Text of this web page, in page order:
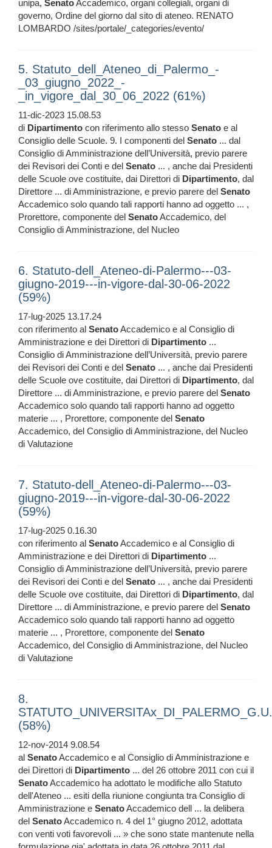
unipa, SenatoAccademico, organi collegiali, organi di
governo, Ordine del giorno dal sito di ateneo. RENATO
LOMBARDO /sites/portale/_categories/evento/
5. Statuto_dell_Ateneo_di_Palermo_-
_03_giugno_2022_-
_in_vigore_dal_30_06_2022 (61%)
11-dic-2023 15.08.53
di Dipartimento con riferimento allo stesso Senato e al
Consiglio delle Scuole. 9. I componenti del Senato ... dal
Consiglio di Amministrazione dell’Università, previo parere
dei Revisori dei Conti e del Senato ... , anche dai Presidenti
delle Scuole ove costituite, dai Direttori di Dipartimento, dal
Direttore ... di Amministrazione, e previo parere del Senato
Accademico solo quando tali rapporti hanno ad oggetto ... ,
Prorettore, componente del SenatoAccademico, del
Consiglio di Amministrazione, del Nucleo
6. Statuto-dell_Ateneo-di-Palermo---03-
giugno-2019---in-vigore-dal-30-06-2022
(59%)
17-lug-2025 13.17.24
con riferimento al SenatoAccademico e al Consiglio di
Amministrazione e dei Direttori di Dipartimento ...
Consiglio di Amministrazione dell’Università, previo parere
dei Revisori dei Conti e del Senato ... , anche dai Presidenti
delle Scuole ove costituite, dai Direttori di Dipartimento, dal
Direttore ... di Amministrazione, e previo parere del Senato
Accademico solo quando tali rapporti hanno ad oggetto
materie ... , Prorettore, componente del Senato
Accademico, del Consiglio di Amministrazione, del Nucleo
di Valutazione
7. Statuto-dell_Ateneo-di-Palermo---03-
giugno-2019---in-vigore-dal-30-06-2022
(59%)
17-lug-2025 0.16.30
con riferimento al SenatoAccademico e al Consiglio di
Amministrazione e dei Direttori di Dipartimento ...
Consiglio di Amministrazione dell’Università, previo parere
dei Revisori dei Conti e del Senato ... , anche dai Presidenti
delle Scuole ove costituite, dai Direttori di Dipartimento, dal
Direttore ... di Amministrazione, e previo parere del Senato
Accademico solo quando tali rapporti hanno ad oggetto
materie ... , Prorettore, componente del Senato
Accademico, del Consiglio di Amministrazione, del Nucleo
di Valutazione
8.
(58%)
12-nov-2014 9.08.54
al SenatoAccademico e al Consiglio di Amministrazione e
dei Direttori di Dipartimento ... del 26 ottobre 2011 con cui il
SenatoAccademico ha adottato le modifiche allo Statuto
dell'Ateneo ... esiti della riunione congiunta tra Consiglio di
Amministrazione e SenatoAccademico dell ... la delibera
del SenatoAccademico n. 4 del 1° giugno 2012, adottata
con venti voti favorevoli ... » che sono state mantenute nella